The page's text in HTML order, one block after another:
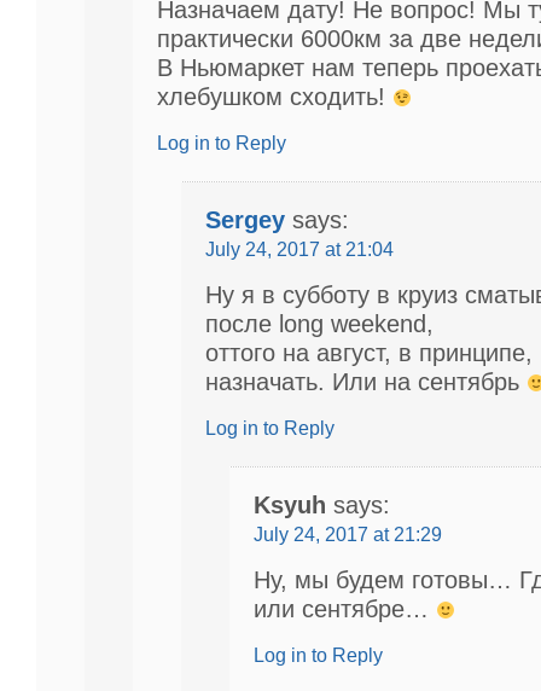
Назначаем дату! Не вопрос! Мы
практически 6000км за две
В Ньюмаркет нам теперь
хлебушком сходить!
Log in to Reply
Sergey says:
July 24, 2017 at 21:04
Ну я в субботу в круиз
после long weekend,
оттого на август, в
назначать. Или на сентябрь
Log in to Reply
Ksyuh says:
July 24, 2017 at 21:29
Ну, мы будем готовы…
или сентябре…
Log in to Reply